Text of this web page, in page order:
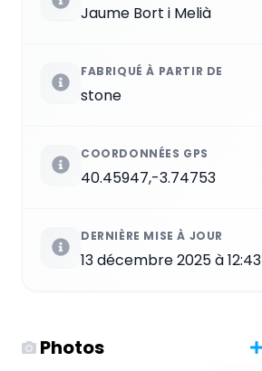
Jaume Bort i Melià
FABRIQUÉ À PARTIR DE
stone
COORDONNÉES GPS
40.45947,-3.74753
DERNIÈRE MISE À JOUR
13 décembre 2025 à 12:43
Photos